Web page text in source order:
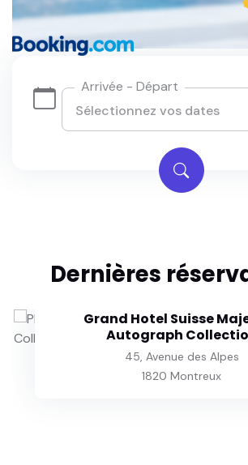
Arrivée - Départ
Dernières